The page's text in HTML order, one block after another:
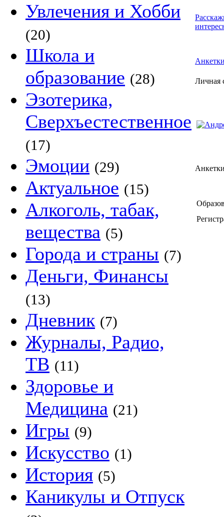
Увлечения и Хобби
(20)
Школа и
образование (28)
Эзотерика,
Сверхъестественное
(17)
Эмоции (29)
Актуальное (15)
Алкоголь, табак,
вещества (5)
Города и страны (7)
Деньги, Финансы
(13)
Дневник (7)
Журналы, Радио,
ТВ (11)
Здоровье и
Медицина (21)
Игры (9)
Искусство (1)
История (5)
Каникулы и Отпуск
Личная